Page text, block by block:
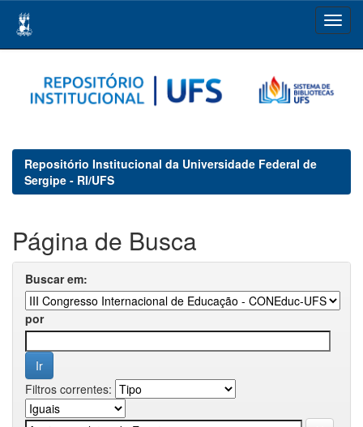
navigation
Repositório Institucional da Universidade Federal de
Sergipe - RI/UFS
Página de Busca
Buscar em:
por
Filtros correntes: